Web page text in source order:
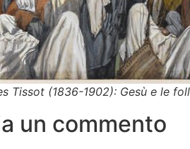
Tissot (1836-1902): Gesù e le
un commento